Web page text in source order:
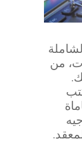
من